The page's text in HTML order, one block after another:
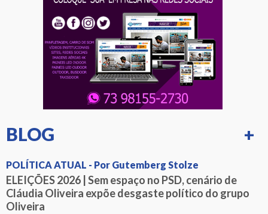
BLOG +
POLÍTICA ATUAL - Por Gutemberg Stolze
ELEIÇÕES 2026 | Sem espaço no PSD, cenário de
Cláudia Oliveira expõe desgaste político do grupo
Oliveira